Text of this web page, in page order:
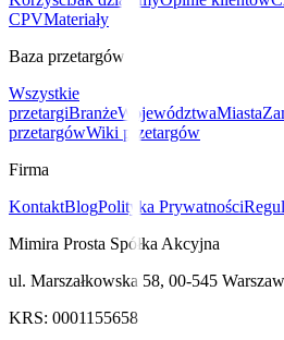
CPVMateriały
Baza przetargów
Wszystkie
przetargiBranżeWojewództwaMiasta
przetargówWiki przetargów
Firma
KontaktBlogPolityka Prywatności
Mimira Prosta Spółka Akcyjna
ul. Marszałkowska 58, 00-545
KRS: 0001155658